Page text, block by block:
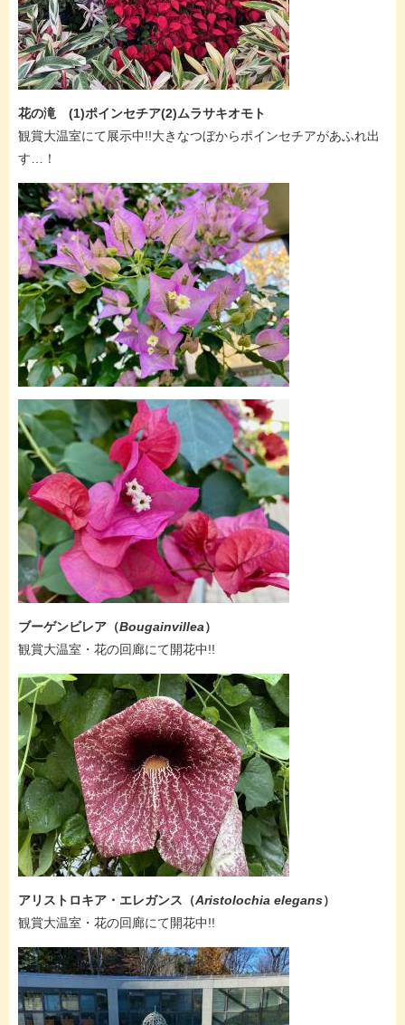
花の滝 (1)ポインセチア(2)ムラサキオモト
観賞大温室にて展示中!!大きなつぼからポインセチアがあふれ出
す…！
ブーゲンビレア（Bougainvillea）
​観賞大温室・花の回廊にて開花中!!
アリストロキア・エレガンス（Aristolochia elegans）
​観賞大温室・花の回廊にて開花中!!